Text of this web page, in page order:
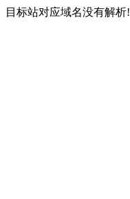
目标站对应域名没有解析!